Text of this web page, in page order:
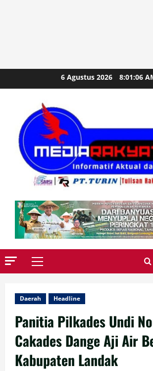
to
6 Agustus 2026 8:01:08
Primary
Daerah Headline
Panitia Pilkades Undi
Cakades Dange Aji Air
Kabupaten Landak